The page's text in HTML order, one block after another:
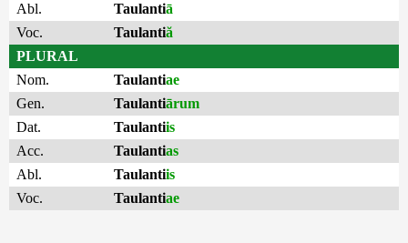
Abl.
Taulantiā
Voc.
Taulantiă
PLURAL
Nom.
Taulantiae
Gen.
Taulantiārum
Dat.
Taulantiis
Acc.
Taulantias
Abl.
Taulantiis
Voc.
Taulantiae